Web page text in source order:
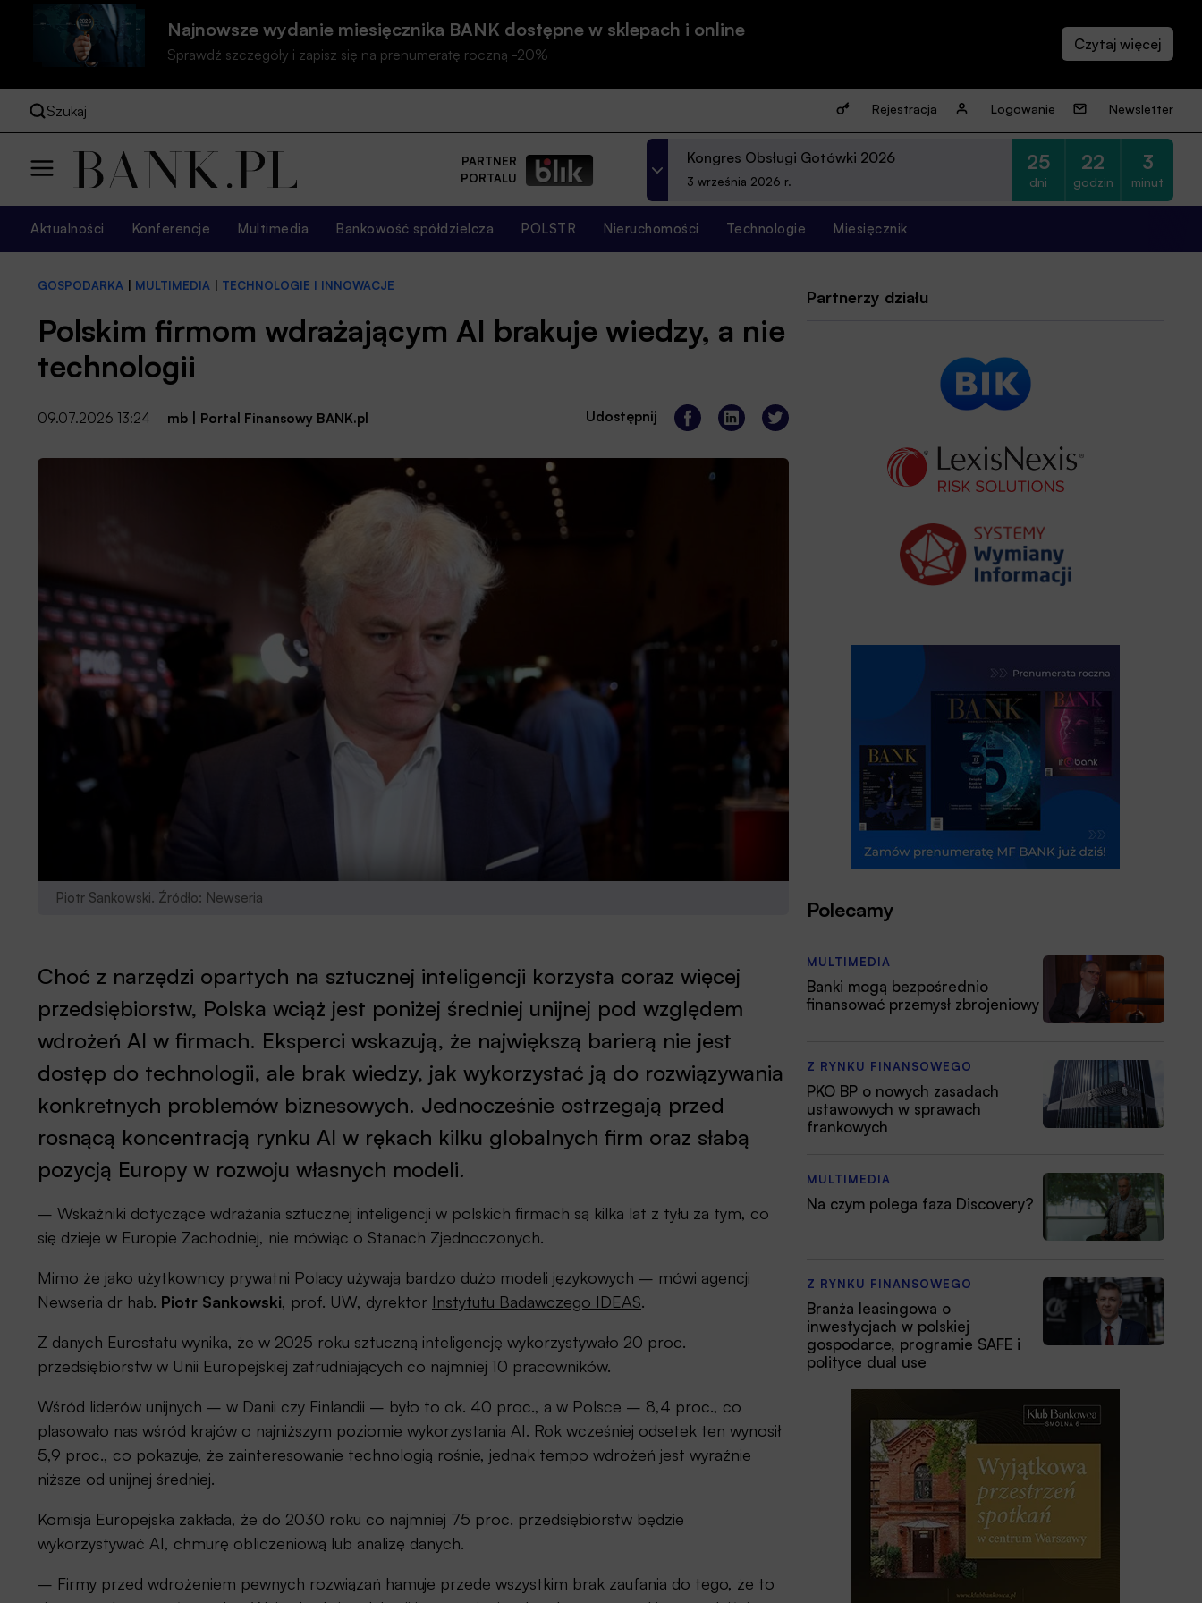
Najnowsze wydanie miesięcznika BANK dostępne w sklepach i online
Sprawdź szczegóły i zapisz się na prenumeratę roczną -20%
Szukaj Rejestracja Logowanie Newsletter
PARTNER
PORTALU
Kongres Obsługi Gotówki 2026
3 września 2026 r.
25
dni
22
godzin
3
minut
Aktualności Konferencje Multimedia Bankowość spółdzielcza POLSTR Nieruchomości Technologie Miesięcznik
GOSPODARKA | MULTIMEDIA | TECHNOLOGIE I INNOWACJE
Polskim firmom wdrażającym AI brakuje wiedzy, a nie
technologii
09.07.2026 13:24 mb Portal Finansowy BANK.pl Udostępnij
Piotr Sankowski. Źródło: Newseria
Choć z narzędzi opartych na sztucznej inteligencji korzysta coraz więcej
przedsiębiorstw, Polska wciąż jest poniżej średniej unijnej pod względem
wdrożeń AI w firmach. Eksperci wskazują, że największą barierą nie jest
dostęp do technologii, ale brak wiedzy, jak wykorzystać ją do rozwiązywania
konkretnych problemów biznesowych. Jednocześnie ostrzegają przed
rosnącą koncentracją rynku AI w rękach kilku globalnych firm oraz słabą
pozycją Europy w rozwoju własnych modeli.
– Wskaźniki dotyczące wdrażania sztucznej inteligencji w polskich firmach są kilka lat z tyłu za tym, co
się dzieje w Europie Zachodniej, nie mówiąc o Stanach Zjednoczonych.
Mimo że jako użytkownicy prywatni Polacy używają bardzo dużo modeli językowych – mówi agencji
Newseria dr hab. Piotr Sankowski, prof. UW, dyrektor Instytutu Badawczego IDEAS.
Z danych Eurostatu wynika, że w 2025 roku sztuczną inteligencję wykorzystywało 20 proc.
przedsiębiorstw w Unii Europejskiej zatrudniających co najmniej 10 pracowników.
Wśród liderów unijnych – w Danii czy Finlandii – było to ok. 40 proc., a w Polsce – 8,4 proc., co
plasowało nas wśród krajów o najniższym poziomie wykorzystania AI. Rok wcześniej odsetek ten wynosił
5,9 proc., co pokazuje, że zainteresowanie technologią rośnie, jednak tempo wdrożeń jest wyraźnie
niższe od unijnej średniej.
Komisja Europejska zakłada, że do 2030 roku co najmniej 75 proc. przedsiębiorstw będzie
wykorzystywać AI, chmurę obliczeniową lub analizę danych.
– Firmy przed wdrożeniem pewnych rozwiązań hamuje przede wszystkim brak zaufania do tego, że to
Partnerzy działu
Polecamy
MULTIMEDIA
Banki mogą bezpośrednio
finansować przemysł zbrojeniowy
Z RYNKU FINANSOWEGO
PKO BP o nowych zasadach
ustawowych w sprawach
frankowych
MULTIMEDIA
Na czym polega faza Discovery?
Z RYNKU FINANSOWEGO
Branża leasingowa o
inwestycjach w polskiej
gospodarce, programie SAFE i
polityce dual use